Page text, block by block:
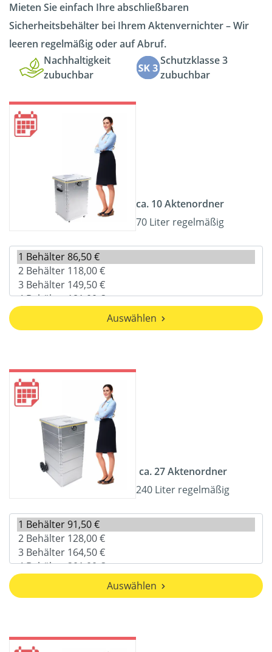
Mieten Sie einfach Ihre abschließbaren
Sicherheitsbehälter bei Ihrem Aktenvernichter – Wir
leeren regelmäßig oder auf Abruf.
Nachhaltigkeit
zubuchbar
Schutzklasse 3
zubuchbar
ca. 10 Aktenordner
70 Liter regelmäßig
Auswählen
ca. 27 Aktenordner
240 Liter regelmäßig
Auswählen